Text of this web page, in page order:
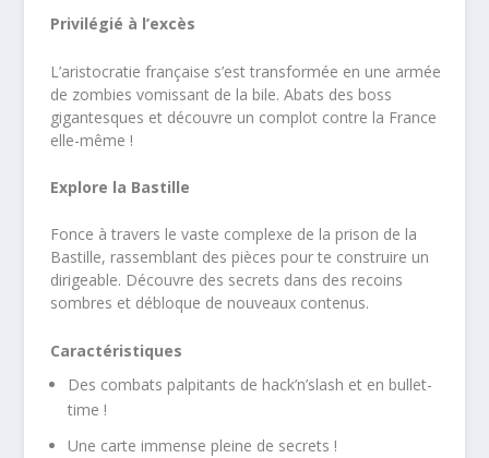
Privilégié à l’excès
L’aristocratie française s’est transformée en une armée
de zombies vomissant de la bile. Abats des boss
gigantesques et découvre un complot contre la France
elle-même !
Explore la Bastille
Fonce à travers le vaste complexe de la prison de la
Bastille, rassemblant des pièces pour te construire un
dirigeable. Découvre des secrets dans des recoins
sombres et débloque de nouveaux contenus.
Caractéristiques
Des combats palpitants de hack’n’slash et en bullet-
time !
Une carte immense pleine de secrets !